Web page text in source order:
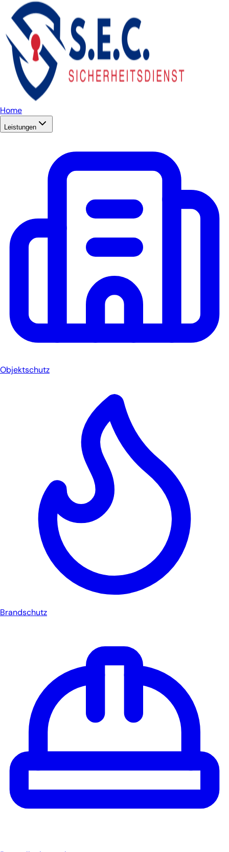
Home
Leistungen
Objektschutz
Brandschutz